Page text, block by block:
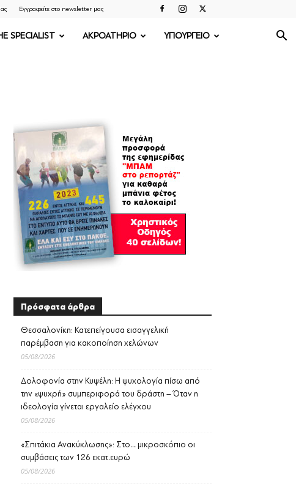
Εγγραφείτε στο newsletter μας
SPECIALIST ΑΚΡΟΑΤΗΡΙΟ ΥΠΟΥΡΓΕΙΟ
Πρόσφατα άρθρα
Θεσσαλονίκη: Κατεπείγουσα εισαγγελική
παρέμβαση για κακοποίηση χελώνων
05/08/2026
Δολοφονία στην Κυψέλη: Η ψυχολογία πίσω από
την «ψυχρή» συμπεριφορά του δράστη – Όταν η
ιδεολογία γίνεται εργαλείο ελέγχου
05/08/2026
«Σπιτάκια Ανακύκλωσης»: Στο… μικροσκόπιο οι
συμβάσεις των 126 εκατ.ευρώ
05/08/2026